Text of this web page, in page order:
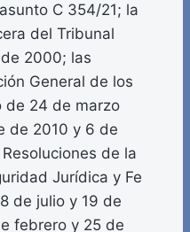
C 354/21; la
del Tribunal
2000; las
General de los
de 24 de marzo
de 2010 y 6 de
de la
Jurídica y Fe
de julio y 19 de
febrero y 25 de